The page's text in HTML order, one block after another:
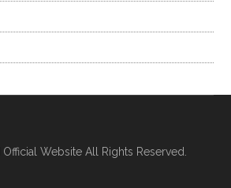
Official WebsiteAll Rights Reserved.